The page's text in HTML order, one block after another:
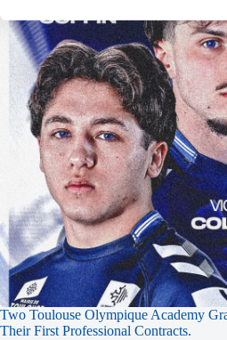
Two Toulouse Olympique Academy
Their First Professional Contracts.